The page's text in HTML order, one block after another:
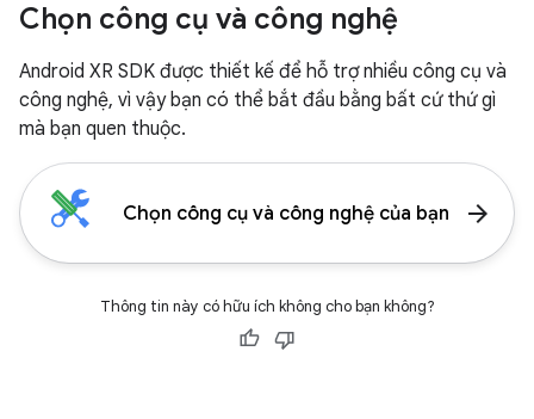
Chọn công cụ và công nghệ
Android XR SDK được thiết kế để hỗ trợ nhiều công cụ và
công nghệ, vì vậy bạn có thể bắt đầu bằng bất cứ thứ gì
mà bạn quen thuộc.
Chọn công cụ và công nghệ của bạn arrow_forward
Thông tin này có hữu ích không cho bạn không?